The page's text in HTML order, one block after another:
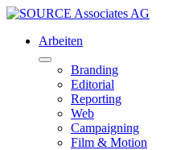
Arbeiten
Branding
Editorial
Reporting
Web
Campaigning
Film & Motion